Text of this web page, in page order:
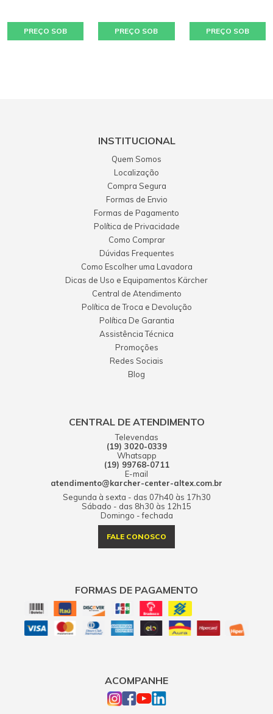
PREÇO SOB
PREÇO SOB
PREÇO SOB
INSTITUCIONAL
Quem Somos
Localização
Compra Segura
Formas de Envio
Formas de Pagamento
Política de Privacidade
Como Comprar
Dúvidas Frequentes
Como Escolher uma Lavadora
Dicas de Uso e Equipamentos Kärcher
Central de Atendimento
Política de Troca e Devolução
Política De Garantia
Assistência Técnica
Promoções
Redes Sociais
Blog
CENTRAL DE ATENDIMENTO
Televendas
(19) 3020-0339
Whatsapp
(19) 99768-0711
E-mail
atendimento@karcher-center-altex.com.br
Segunda à sexta - das 07h40 às 17h30
Sábado - das 8h30 às 12h15
Domingo - fechada
FALE CONOSCO
FORMAS DE PAGAMENTO
ACOMPANHE